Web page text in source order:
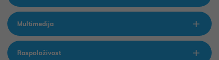
Multimedija
Raspoloživost